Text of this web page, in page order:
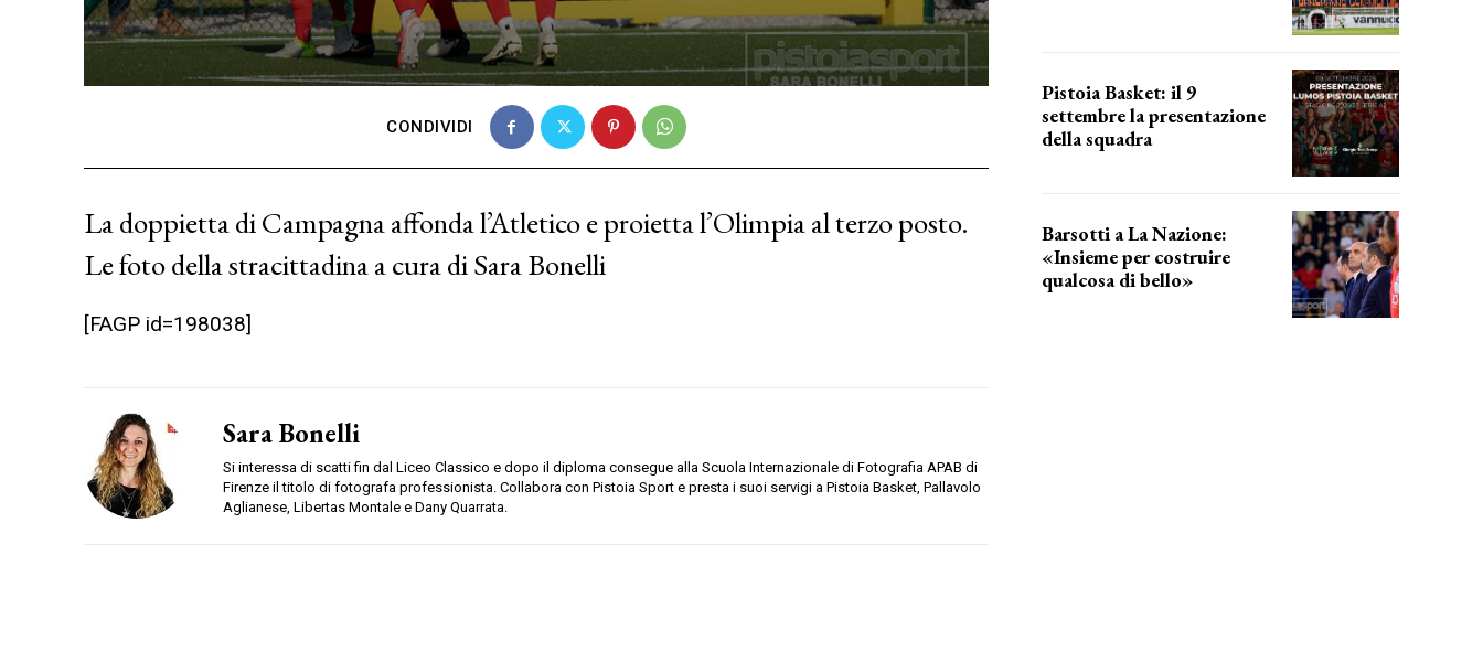
CONDIVIDI
La doppietta di Campagna affonda l’Atletico e proietta l’Olimpia al terzo posto.
Le foto della stracittadina a cura di Sara Bonelli
[FAGP id=198038]
Sara Bonelli
Si interessa di scatti fin dal Liceo Classico e dopo il diploma consegue alla Scuola Internazionale di Fotografia APAB di
Firenze il titolo di fotografa professionista. Collabora con Pistoia Sport e presta i suoi servigi a Pistoia Basket, Pallavolo
Aglianese, Libertas Montale e Dany Quarrata.
Pistoia Basket: il 9
settembre la presentazione
della squadra
Barsotti a La Nazione:
«Insieme per costruire
qualcosa di bello»